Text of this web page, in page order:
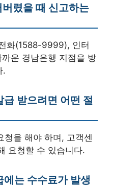
렸을 때 신고하는
화(1588-9999), 인터
운 경남은행 지점을 방
.
받으려면 어떤 절
청을 해야 하며, 고객센
요청할 수 있습니다.
는 수수료가 발생